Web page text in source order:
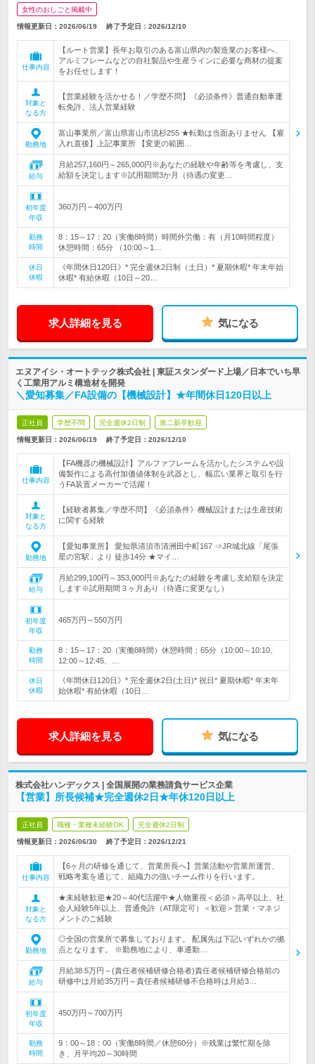
女性のおしごと掲載中
情報更新日：2026/06/19 終了予定日： 2026/12/10
仕事内容
【ルート営業】長年お取引のある富山県内の製造業のお客様へ、
アルミフレームなどの自社製品や生産ラインに必要な商材の提案
をお任せします！
対象と
なる方
【営業経験を活かせる！／学歴不問】《必須条件》普通自動車運
転免許、法人営業経験
勤務地
富山事業所／富山県富山市流杉255 ★転勤は当面ありません 【雇
入れ直後】上記事業所 【変更の範囲…
給与
月給257,160円～265,000円※あなたの経験や年齢等を考慮し、支
給額を決定します※試用期間3か月（待遇の変更…
初年度
年収
360万円～400万円
勤務
時間
8：15～17：20（実働8時間）時間外労働：有（月10時間程度）
休憩時間：65分 （10:00～1…
休日
休暇
《年間休日120日》* 完全週休2日制（土日）* 夏期休暇* 年末年始
休暇* 有給休暇（10日～20…
求人詳細を見る 気になる
エヌアイシ・オートテック株式会社 | 東証スタンダード上場／日本でいち早
く工業用アルミ構造材を開発
＼愛知募集／FA設備の【機械設計】★年間休日120日以上
正社員 学歴不問 完全週休2日制 第二新卒歓迎
情報更新日：2026/06/19 終了予定日： 2026/12/10
仕事内容
【FA機器の機械設計】アルファフレームを活かしたシステムや設
備製作による高付加価値体制を武器とし、幅広い業界と取引を行
うFA装置メーカーで活躍！
対象と
なる方
【経験者募集／学歴不問】《必須条件》機械設計または生産技術
に関する経験
勤務地
【愛知事業所】 愛知県清須市清洲田中町167 ⇒JR城北線「尾張
星の宮駅」より 徒歩14分 ★マイ…
給与
月給299,100円～353,000円※あなたの経験を考慮し支給額を決定
します※試用期間３ヶ月あり（待遇に変更なし）
初年度
年収
465万円～550万円
勤務
時間
8：15～17：20（実働8時間）休憩時間：65分（10:00～10:10、
12:00～12:45、…
休日
休暇
《年間休日120日》* 完全週休2日(土日)* 祝日* 夏期休暇* 年末年
始休暇* 有給休暇（10日…
求人詳細を見る 気になる
株式会社ハンデックス | 全国展開の業務請負サービス企業
【営業】所長候補★完全週休2日★年休120日以上
正社員 職種・業種未経験OK 完全週休2日制
情報更新日：2026/06/30 終了予定日： 2026/12/21
仕事内容
【6ヶ月の研修を通じて、営業所長へ】営業活動や営業所運営、
戦略考案を通じて、組織力の強いチーム作りを行います。
対象と
なる方
★未経験歓迎★20～40代活躍中★人物重視＜必須＞高卒以上、社
会人経験5年以上、普通免許（AT限定可）＜歓迎＞営業・マネジ
メントのご経験
勤務地
◎全国の営業所で募集しております。 配属先は下記いずれかの拠
点となります。 ※勤務地により、車通勤…
給与
月給38.5万円～(責任者候補研修合格者)責任者候補研修合格前の
研修中は月給35万円～責任者候補研修不合格時は月給3…
初年度
年収
450万円～700万円
勤務
時間
9：00～18：00（実働8時間／休憩60分）※残業は繁忙期を除
き、月平均20～30時間